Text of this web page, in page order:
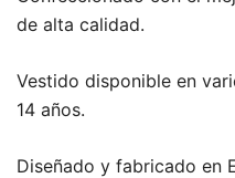
de alta calidad.
Vestido disponible en
14 años.
Diseñado y fabricado en